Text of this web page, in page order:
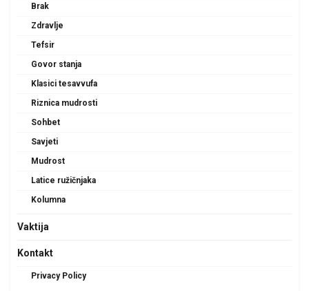
Brak
Zdravlje
Tefsir
Govor stanja
Klasici tesavvufa
Riznica mudrosti
Sohbet
Savjeti
Mudrost
Latice ružičnjaka
Kolumna
Vaktija
Kontakt
Privacy Policy